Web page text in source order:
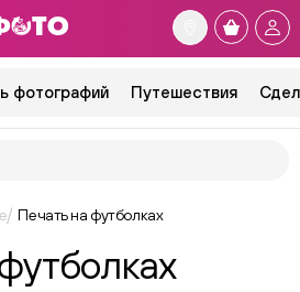
фотографий Путешествия
Печать на футболках